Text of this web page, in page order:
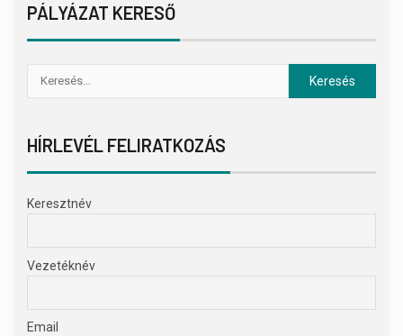
PÁLYÁZAT KERESŐ
HÍRLEVÉL FELIRATKOZÁS
Keresztnév
Vezetéknév
Email